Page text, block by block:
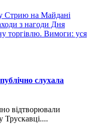
слухала
відтворювали
Трускавці....